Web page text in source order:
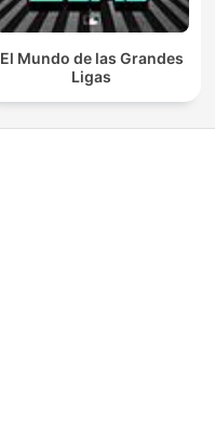
El Mundo de las Grandes
Ligas